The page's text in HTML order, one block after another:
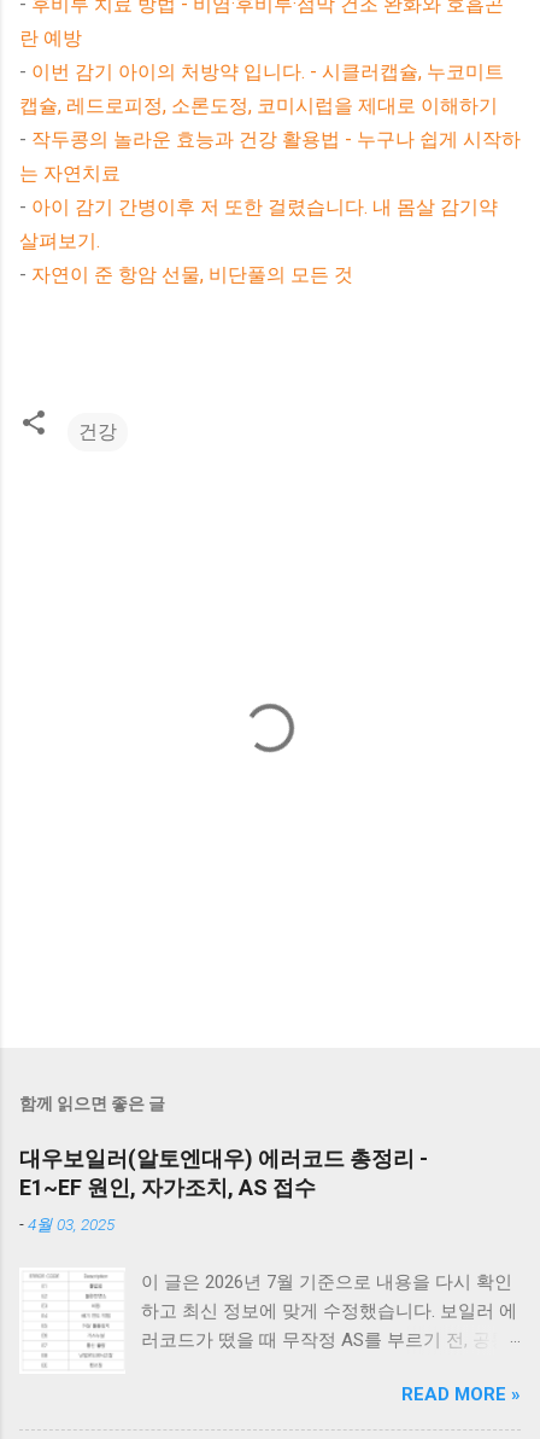
란 예방
- 이번 감기 아이의 처방약 입니다. - 시클러캡슐, 누코미트
캡슐, 레드로피정, 소론도정, 코미시럽을 제대로 이해하기
- 작두콩의 놀라운 효능과 건강 활용법 - 누구나 쉽게 시작하
는 자연치료
- 아이 감기 간병이후 저 또한 걸렸습니다. 내 몸살 감기약
살펴보기.
- 자연이 준 항암 선물, 비단풀의 모든 것
건강
함께 읽으면 좋은 글
대우보일러(알토엔대우) 에러코드 총정리 -
E1~EF 원인, 자가조치, AS 접수
-4월 03, 2025
이 글은 2026년 7월 기준으로 내용을 다시 확인
하고 최신 정보에 맞게 수정했습니다. 보일러 에
러코드가 떴을 때 무작정 AS를 부르기 전, 공통
밸브가 열려 있는지, 2) 전원 플러그를 뽑았다가
5분 뒤 다시 꽂아보았는지(리셋), 3) 실내 온도
READ MORE »